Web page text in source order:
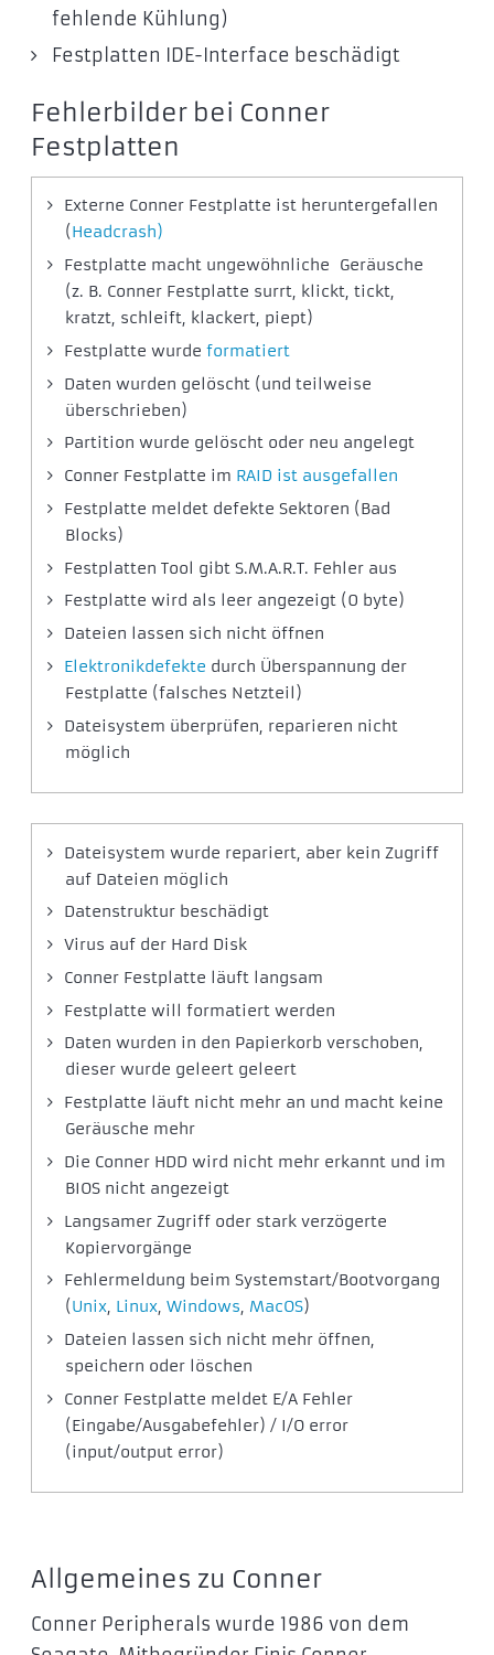
fehlende Kühlung)
Festplatten IDE-Interface beschädigt
Fehlerbilder bei Conner
Festplatten
Externe Conner Festplatte ist heruntergefallen
(Headcrash)
Festplatte macht ungewöhnliche Geräusche
(z. B. Conner Festplatte surrt, klickt, tickt,
kratzt, schleift, klackert, piept)
Festplatte wurdeformatiert
Daten wurden gelöscht (und teilweise
überschrieben)
Partition wurde gelöscht oder neu angelegt
Conner Festplatte im RAID ist ausgefallen
Festplatte meldet defekte Sektoren (Bad
Blocks)
Festplatten Tool gibt S.M.A.R.T. Fehler aus
Festplatte wird als leer angezeigt (0 byte)
Dateien lassen sich nicht öffnen
Elektronikdefekte durch Überspannung der
Festplatte (falsches Netzteil)
Dateisystem überprüfen, reparieren nicht
möglich
Dateisystem wurde repariert, aber kein Zugriff
auf Dateien möglich
Datenstruktur beschädigt
Virus auf der Hard Disk
Conner Festplatte läuft langsam
Festplatte will formatiert werden
Daten wurden in den Papierkorb verschoben,
dieser wurde geleert geleert
Festplatte läuft nicht mehr an und macht keine
Geräusche mehr
Die Conner HDD wird nicht mehr erkannt und im
BIOS nicht angezeigt
Langsamer Zugriff oder stark verzögerte
Kopiervorgänge
Fehlermeldung beim Systemstart/Bootvorgang
(Unix, Linux, Windows, MacOS)
Dateien lassen sich nicht mehr öffnen,
speichern oder löschen
Conner Festplatte meldet E/A Fehler
(Eingabe/Ausgabefehler) / I/O error
(input/output error)
Allgemeines zu Conner
Conner Peripherals wurde 1986 von dem